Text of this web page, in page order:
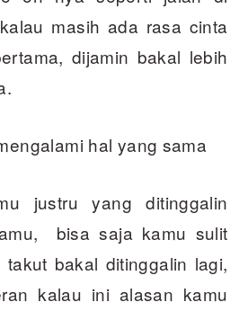
masih ada rasa cinta
dijamin bakal lebih
hal yang sama
justru yang ditinggalin
bisa saja kamu sulit
bakal ditinggalin lagi,
kalau ini alasan kamu